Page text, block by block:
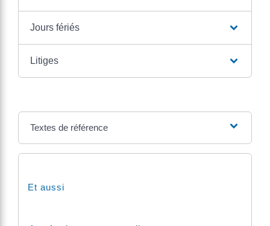
Jours fériés
Litiges
Textes de référence
Et aussi